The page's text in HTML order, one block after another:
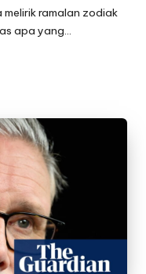
ramalan zodiak
apa yang…